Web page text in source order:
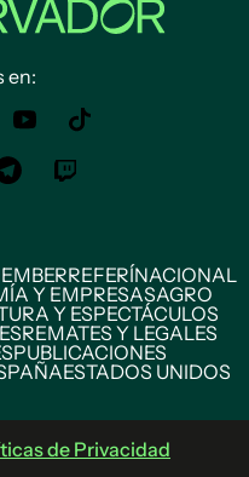
en:
REFERÍNACIONAL
Y EMPRESASAGRO
Y ESPECTÁCULOS
REMATES Y LEGALES
PUBLICACIONES
ESTADOS UNIDOS
de Privacidad